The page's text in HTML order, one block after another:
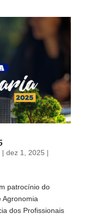
| dez 1, 2025 |
patrocínio do
Agronomia
dos Profissionais